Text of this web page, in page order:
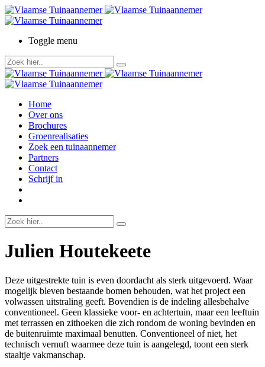
Toggle menu
Home
Over ons
Brochures
Groenrealisaties
Zoek een tuinaannemer
Partners
Contact
Schrijf in
Julien Houtekeete
Deze uitgestrekte tuin is even doordacht als sterk uitgevoerd. Waar
mogelijk bleven bestaande bomen behouden, wat het project een
volwassen uitstraling geeft. Bovendien is de indeling allesbehalve
conventioneel. Geen klassieke voor- en achtertuin, maar een leeftuin
met terrassen en zithoeken die zich rondom de woning bevinden en
de buitenruimte maximaal benutten. Conventioneel of niet, het
technisch vernuft waarmee deze tuin is aangelegd, toont een sterk
staaltje vakmanschap.